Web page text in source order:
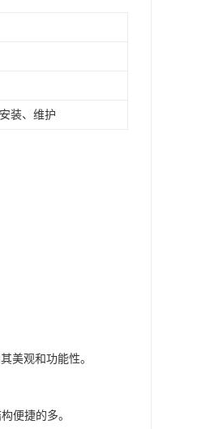
装、维护
美观和功能性。
便捷的多。